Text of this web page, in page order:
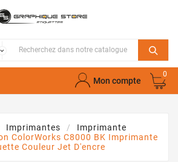
Mon compte
0
Imprimantes
Imprimante
ColorWorks C8000 BK Imprimante
Couleur Jet D'encre